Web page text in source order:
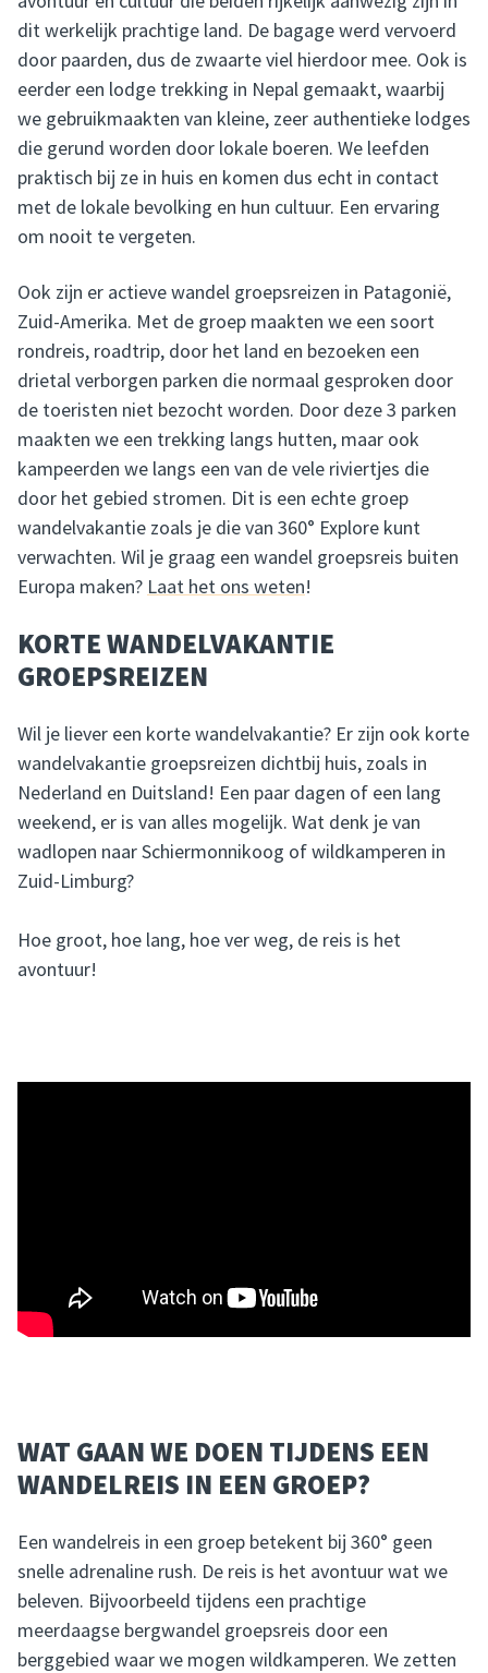
dit werkelijk prachtige land. De bagage werd vervoerd
door paarden, dus de zwaarte viel hierdoor mee. Ook is
eerder een lodge trekking in Nepal gemaakt, waarbij
we gebruikmaakten van kleine, zeer authentieke lodges
die gerund worden door lokale boeren. We leefden
praktisch bij ze in huis en komen dus echt in contact
met de lokale bevolking en hun cultuur. Een ervaring
om nooit te vergeten.
Ook zijn er actieve wandel groepsreizen in Patagonië,
Zuid-Amerika. Met de groep maakten we een soort
rondreis, roadtrip, door het land en bezoeken een
drietal verborgen parken die normaal gesproken door
de toeristen niet bezocht worden. Door deze 3 parken
maakten we een trekking langs hutten, maar ook
kampeerden we langs een van de vele riviertjes die
door het gebied stromen. Dit is een echte groep
wandelvakantie zoals je die van 360° Explore kunt
verwachten. Wil je graag een wandel groepsreis buiten
Europa maken? Laat het ons weten!
KORTE WANDELVAKANTIE
GROEPSREIZEN
Wil je liever een korte wandelvakantie? Er zijn ook korte
wandelvakantie groepsreizen dichtbij huis, zoals in
Nederland en Duitsland! Een paar dagen of een lang
weekend, er is van alles mogelijk. Wat denk je van
wadlopen naar Schiermonnikoog of wildkamperen in
Zuid-Limburg?
Hoe groot, hoe lang, hoe ver weg, de reis is het
avontuur!
WAT GAAN WE DOEN TIJDENS EEN
WANDELREIS IN EEN GROEP?
Een wandelreis in een groep betekent bij 360° geen
snelle adrenaline rush. De reis is het avontuur wat we
beleven. Bijvoorbeeld tijdens een prachtige
meerdaagse bergwandel groepsreis door een
berggebied waar we mogen wildkamperen. We zetten